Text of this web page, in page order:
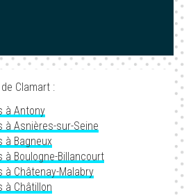
Clamart :
à Antony
à Asnières-sur-Seine
à Bagneux
à Boulogne-Billancourt
à Châtenay-Malabry
à Châtillon